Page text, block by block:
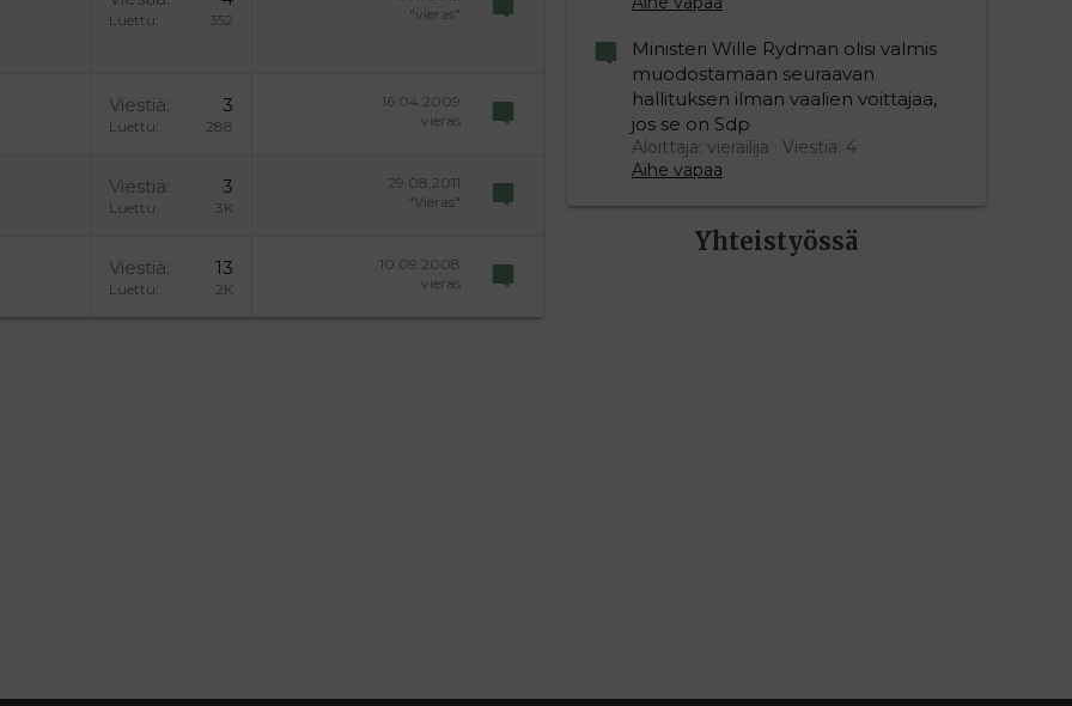
Luettu 352
"vieras"
Viestiä 3
Luettu 288
16.04.2009
vieras
Viestiä 3
Luettu 3K
29.08.2011
"Vieras"
Viestiä 13
Luettu 2K
10.09.2008
vieras
Ministeri Wille Rydman olisi valmis
muodostamaan seuraavan
hallituksen ilman vaalien voittajaa,
jos se on Sdp
Aloittaja: vierailija
Viestiä: 4
Aihe vapaa
Yhteistyössä